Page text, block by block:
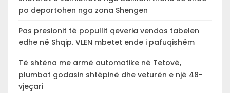
po deportohen nga zona Shengen
Pas presionit të popullit qeveria vendos tabelen
edhe në Shqip. VLEN mbetet ende i pafuqishëm
Të shtëna me armë automatike në Tetovë,
plumbat godasin shtëpinë dhe veturën e një 48-
vjeçari